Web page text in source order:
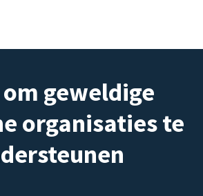
geweldige
organisaties te